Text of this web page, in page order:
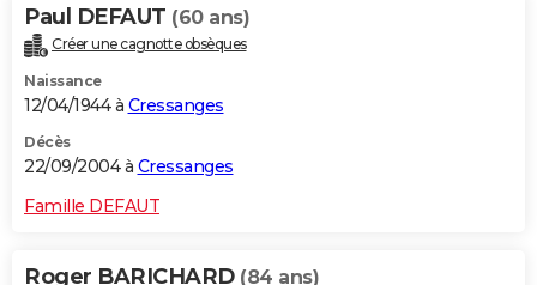
Paul DEFAUT (60 ans)
Créer une cagnotte obsèques
Naissance
12/04/1944 à Cressanges
Décès
22/09/2004 à Cressanges
Famille DEFAUT
Roger BARICHARD (84 ans)